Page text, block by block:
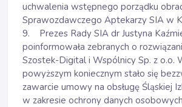
uchwalenia wstępnego porządku
Sprawozdawczego Aptekarzy SIA w
9. Prezes Rady SIA dr Justyna
poinformowała zebranych o
Szostek-Digital i Wspólnicy Sp. z o.o.
powyższym koniecznym stało się
zawarcie umowy na obsługę Śląskiej
w zakresie ochrony danych